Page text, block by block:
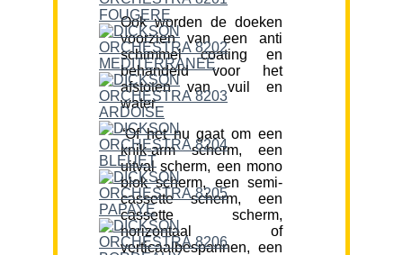
Ook worden de doeken
voorzien van een anti
schimmel coating en
behandeld voor het
afstoten van vuil en
water.
“Of het nu gaat om een
knik-arm scherm, een
uitval scherm, een mono
blok scherm, een semi-
cassette scherm, een
cassette scherm,
horizontaal of
verticaalbespannen, een